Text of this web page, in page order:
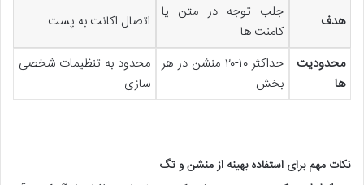
هدف
جلب توجه در متن یا
کامنت ها
اتصال اکانت به پست
محدودیت
ها
حداکثر ۱۰-۲۰ منشن در هر
بخش
محدود به تنظیمات شخصی
سازی
نکات مهم برای استفاده بهینه از منشن و تگ